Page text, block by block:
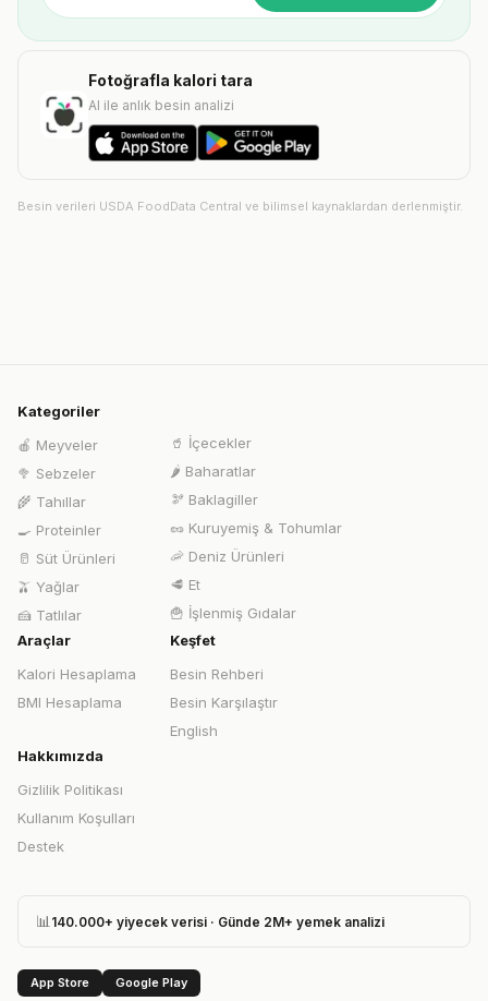
Fotoğrafla kalori tara
AI ile anlık besin analizi
Besin verileri USDA FoodData Central ve bilimsel kaynaklardan derlenmiştir.
Kategoriler
🍎 Meyveler
🥦 Sebzeler
🌾 Tahıllar
🍳 Proteinler
🥛 Süt Ürünleri
🫒 Yağlar
🍰 Tatlılar
🥤 İçecekler
🌶️ Baharatlar
🫘 Baklagiller
🥜 Kuruyemiş & Tohumlar
🦐 Deniz Ürünleri
🥩 Et
🍟 İşlenmiş Gıdalar
Araçlar
Kalori Hesaplama
BMI Hesaplama
Keşfet
Besin Rehberi
Besin Karşılaştır
English
Hakkımızda
Gizlilik Politikası
Kullanım Koşulları
Destek
📊 140.000+ yiyecek verisi · Günde 2M+ yemek analizi
App Store Google Play